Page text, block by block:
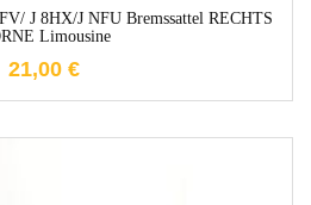
J 8HX/J NFU Bremssattel RECHTS
Limousine
21,00 €